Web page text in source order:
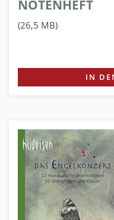
NOTENHEFT
(26,5 MB)
IN